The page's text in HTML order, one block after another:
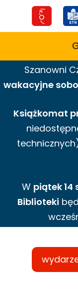
Szanowni
wakacyjne
Książkomat
W piątek 14
Biblioteki